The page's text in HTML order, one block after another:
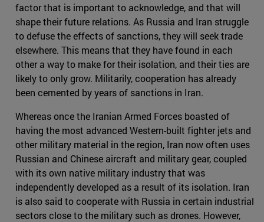
factor that is important to acknowledge, and that will
shape their future relations. As Russia and Iran struggle
to defuse the effects of sanctions, they will seek trade
elsewhere. This means that they have found in each
other a way to make for their isolation, and their ties are
likely to only grow. Militarily, cooperation has already
been cemented by years of sanctions in Iran.
Whereas once the Iranian Armed Forces boasted of
having the most advanced Western-built fighter jets and
other military material in the region, Iran now often uses
Russian and Chinese aircraft and military gear, coupled
with its own native military industry that was
independently developed as a result of its isolation. Iran
is also said to cooperate with Russia in certain industrial
sectors close to the military such as drones. However,